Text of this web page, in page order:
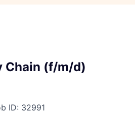
Chain (f/m/d)
ID: 32991